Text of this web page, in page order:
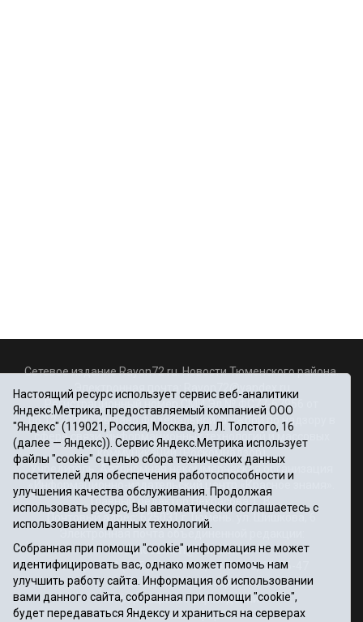
Сетевое издание Rayon72.ru. Новости Тюменского района.
Rayon72@yandex.ru
Регистрационный номер СМИ Эл № ФС77-67956 от
06.12.2016г., выдано Федеральной службой по надзору в
сфере связи, информационных технологий и массовых
коммуникаций (Роскомнадзор)
Учредитель: Автономная некоммерческая организация
«Информационно-издательский центр «Красное знамя».
Главный редактор Некрасова Т. В.
Почтовый адрес: 625031 г.Тюмень. ул. Шишкова, 6
Электронная почта объединенной редакции:
krasnoeznam@rambler.ru
Телефоны 8 (3452) 34-80-60, 69-56-73, 69-56-47
Политика оператора
Информация об учреждении
Публичная оферта
Настоящий ресурс использует сервис веб-аналитики
Яндекс.Метрика, предоставляемый компанией ООО
"Яндекс" (119021, Россия, Москва, ул. Л. Толстого, 16
(далее — Яндекс)). Сервис Яндекс.Метрика использует
файлы "cookie" с целью сбора технических данных
посетителей для обеспечения работоспособности и
улучшения качества обслуживания. Продолжая
использовать ресурс, Вы автоматически соглашаетесь с
использованием данных технологий.
Собранная при помощи "cookie" информация не может
идентифицировать вас, однако может помочь нам
улучшить работу сайта. Информация об использовании
вами данного сайта, собранная при помощи "cookie",
будет передаваться Яндексу и храниться на серверах